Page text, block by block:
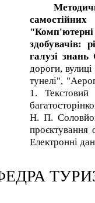
Методичні
здобувачів:
галузі знань
дороги,
тунелі",
1.
Н. П.
проєктування
Електронні